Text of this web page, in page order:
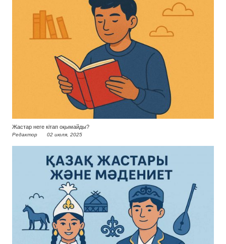
Жастар неге кітап оқымайды?
Редактор 02 июля, 2025